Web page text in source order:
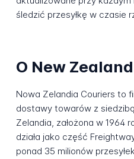
śledzić przesyłkę w czasie
O New
Nowa Zelandia Couriers to
dostawy towarów z
Zelandia, założona w 1964
działa jako część
ponad 35 milionów